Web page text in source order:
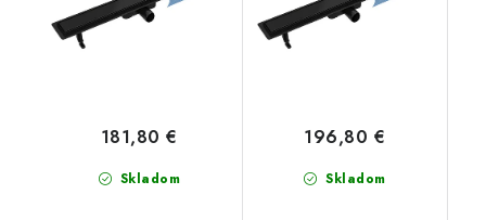
Skladom
181,80 €
Skladom
196,80 €